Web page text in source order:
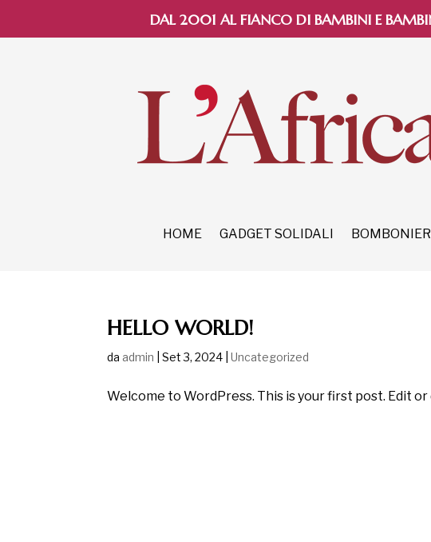
DAL 2001 AL FIANCO DI BAMBINI E
HOME GADGET SOLIDALI
HELLO WORLD!
da admin |Set 3, 2024 |Uncategorized
Welcome to WordPress. This is your first post. Edit